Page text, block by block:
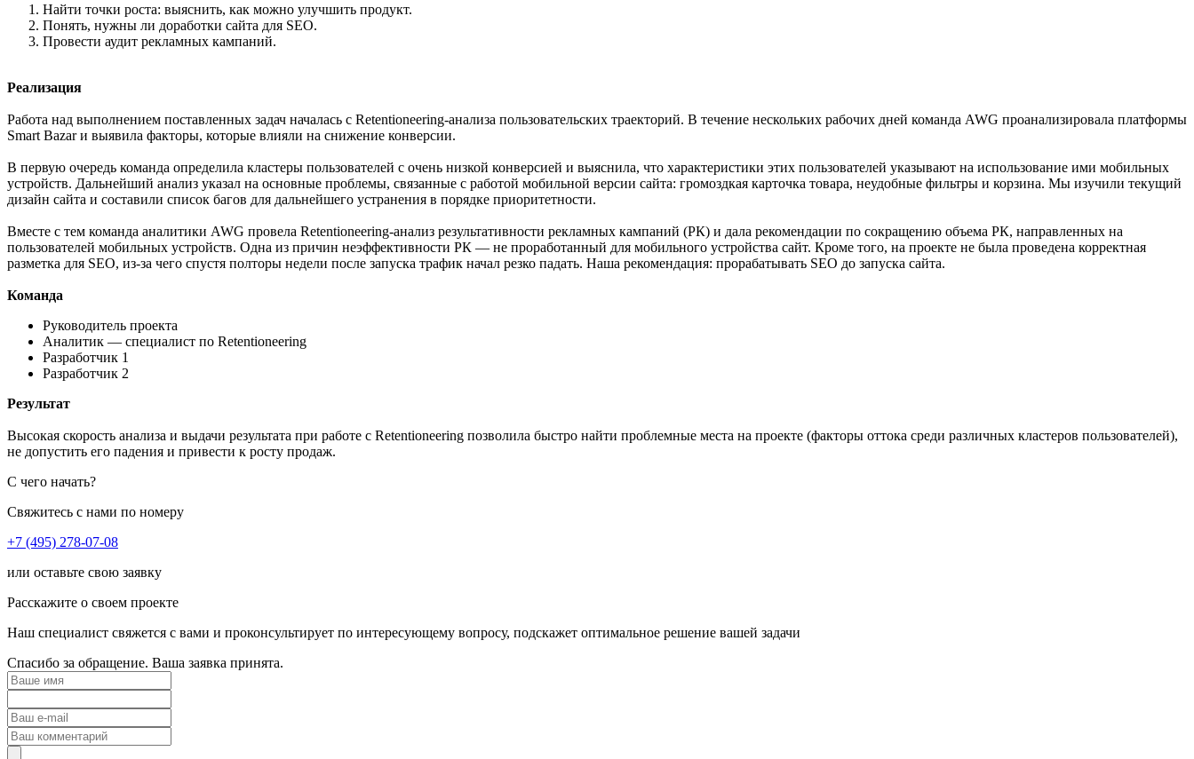
Найти точки роста: выяснить, как можно улучшить продукт.
Понять, нужны ли доработки сайта для SEO.
Провести аудит рекламных кампаний.
Реализация
Работа над выполнением поставленных задач началась с Retentioneering-анализа пользовательских траекторий. В течение нескольких рабочих дней команда AWG проанализировала платформы
Smart Bazar и выявила факторы, которые влияли на снижение конверсии.
В первую очередь команда определила кластеры пользователей с очень низкой конверсией и выяснила, что характеристики этих пользователей указывают на использование ими мобильных
устройств. Дальнейший анализ указал на основные проблемы, связанные с работой мобильной версии сайта: громоздкая карточка товара, неудобные фильтры и корзина. Мы изучили текущий
дизайн сайта и составили список багов для дальнейшего устранения в порядке приоритетности.
Вместе с тем команда аналитики AWG провела Retentioneering-анализ результативности рекламных кампаний (РК) и дала рекомендации по сокращению объема РК, направленных на
пользователей мобильных устройств. Одна из причин неэффективности РК — не проработанный для мобильного устройства сайт. Кроме того, на проекте не была проведена корректная
разметка для SEO, из-за чего спустя полторы недели после запуска трафик начал резко падать. Наша рекомендация: прорабатывать SEO до запуска сайта.
Команда
Руководитель проекта
Аналитик — специалист по Retentioneering
Разработчик 1
Разработчик 2
Результат
Высокая скорость анализа и выдачи результата при работе с Retentioneering позволила быстро найти проблемные места на проекте (факторы оттока среди различных кластеров пользователей),
не допустить его падения и привести к росту продаж.
С чего начать?
Свяжитесь с нами по номеру
+7 (495) 278-07-08
или оставьте свою заявку
Расскажите о своем проекте
Наш специалист свяжется с вами и проконсультирует по интересующему вопросу, подскажет оптимальное решение вашей задачи
Спасибо за обращение. Ваша заявка принята.